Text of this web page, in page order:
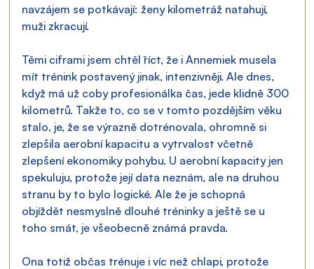
navzájem se potkávají: ženy kilometráž natahují,
muži zkracují.
Těmi ciframi jsem chtěl říct, že i Annemiek musela
mít trénink postavený jinak, intenzivněji. Ale dnes,
když má už coby profesionálka čas, jede klidně 300
kilometrů. Takže to, co se v tomto pozdějším věku
stalo, je, že se výrazně dotrénovala, ohromně si
zlepšila aerobní kapacitu a vytrvalost včetně
zlepšení ekonomiky pohybu. U aerobní kapacity jen
spekuluju, protože její data neznám, ale na druhou
stranu by to bylo logické. Ale že je schopná
objíždět nesmyslně dlouhé tréninky a ještě se u
toho smát, je všeobecně známá pravda.
Ona totiž občas trénuje i víc než chlapi, protože